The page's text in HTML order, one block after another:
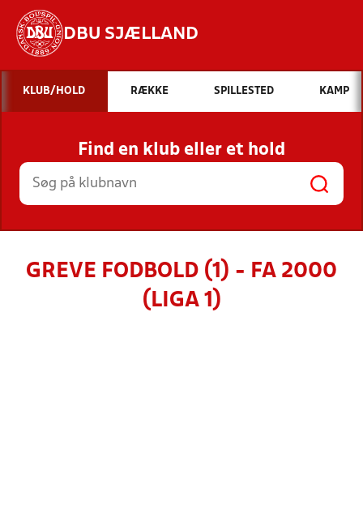
DBU SJÆLLAND
Hvad vil du søge efter?
INDHOLD OG NYHEDER
STILLINGER, RESULTATER, KLUBBER OG
HOLD
KLUB/HOLD RÆKKE SPILLESTED KAMP
Find en klub eller et hold
GREVE FODBOLD (1) - FA 2000
(LIGA 1)